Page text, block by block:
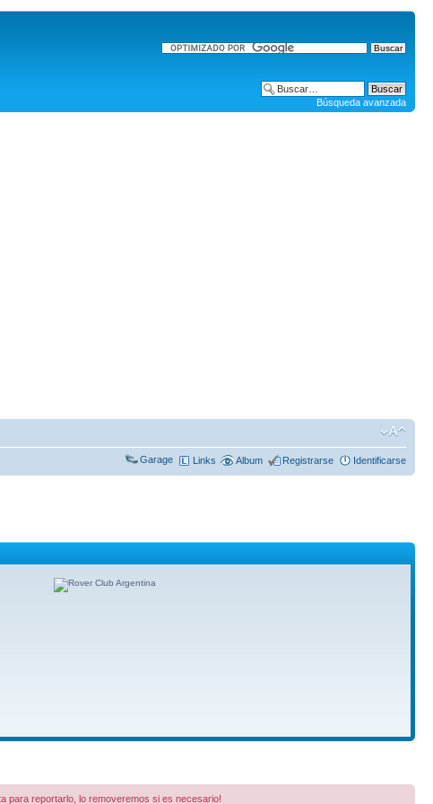
Búsqueda avanzada
Garage Links Album Registrarse Identificarse
para reportarlo, lo removeremos si es necesario!